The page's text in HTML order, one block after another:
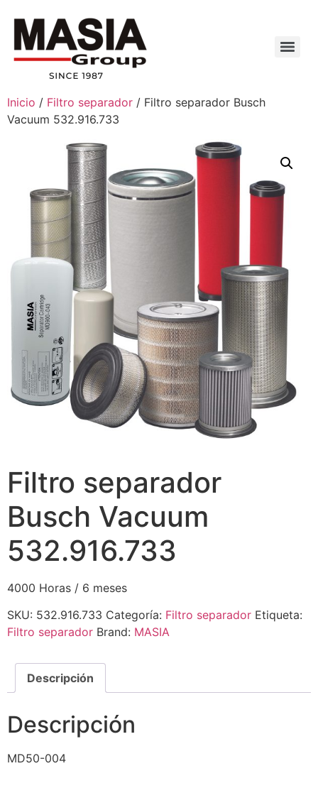
Inicio / Filtro separador / Filtro separador Busch
Vacuum 532.916.733
Filtro separador
Busch Vacuum
532.916.733
4000 Horas / 6 meses
SKU: 532.916.733 Categoría: Filtro separador Etiqueta:
Filtro separador Brand: MASIA
Descripción
Descripción
MD50-004